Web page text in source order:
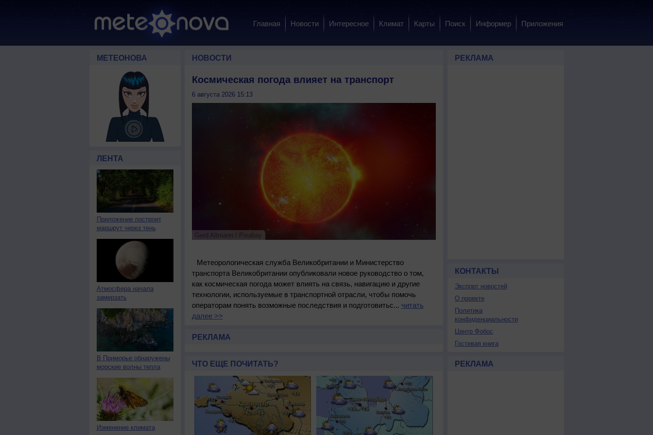
Главная Новости Интересное Климат Карты Поиск Информер Приложения
МЕТЕОНОВА
ЛЕНТА
Приложение построит
маршрут через тень
Атмосфера начала
замерзать
В Приморье обнаружены
морские волны тепла
Изменение климата
НОВОСТИ
Космическая погода влияет на транспорт
6 августа 2026 15:13
Gerd Altmann / Pixabay
Метеорологическая служба Великобритании и Министерство
транспорта Великобритании опубликовали новое руководство о том,
как космическая погода может влиять на связь, навигацию и другие
технологии, используемые в транспортной отрасли, чтобы помочь
операторам понять возможные последствия и подготовитьс... читать
далее >>
РЕКЛАМА
ЧТО ЕЩЕ ПОЧИТАТЬ?
РЕКЛАМА
КОНТАКТЫ
Экспорт новостей
О проекте
Политика
конфиденциальности
Центр Фобос
Гостевая книга
РЕКЛАМА